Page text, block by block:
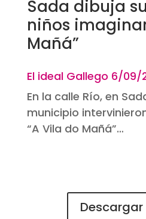
Sada dibuja
niños
Mañá”
El ideal Gallego 6/
En la calle Río, en
municipio
“A Vila do Mañá”…